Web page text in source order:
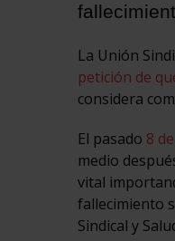
La Unión
petición de
considera
El pasado 8
medio
vital
fallecimiento
Sindical y